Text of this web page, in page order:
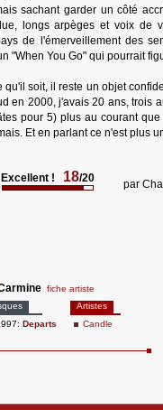
sachant garder un côté
longs arpèges et voix de
de l'émerveillement des
"When You Go" qui pourrait
qu'il soit, il reste un objet
en 2000, j'avais 20 ans, trois
pour 5) plus au courant
Et en parlant ce n'est plus
Excellent ! 18/20 par
fiche artiste
Departs
Artistes
Candle